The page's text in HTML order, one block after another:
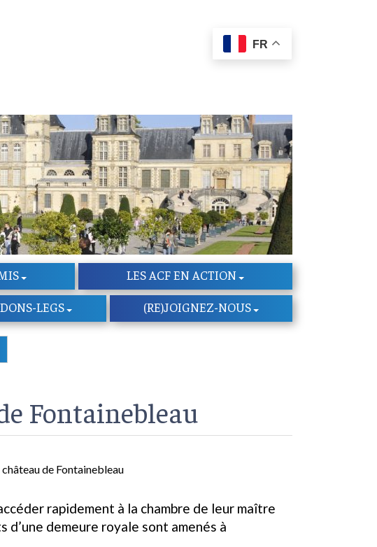
FR
LES ACF EN ACTION
LEGS (RE)JOIGNEZ-NOUS
Fontainebleau
de Fontainebleau
rapidement à la chambre de leur maître
demeure royale sont amenés à